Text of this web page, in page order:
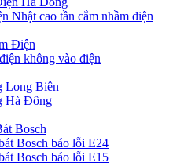
Nhật cao tần cắm nhầm điện
Điện
không vào điện
Long Biên
Hà Đông
Bosch
Bosch báo lỗi E24
Bosch báo lỗi E15